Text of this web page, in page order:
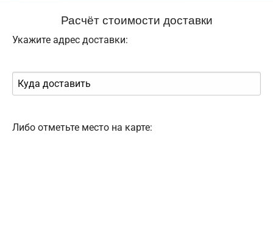
Расчёт стоимости доставки
Укажите адрес доставки:
Либо отметьте место на карте: